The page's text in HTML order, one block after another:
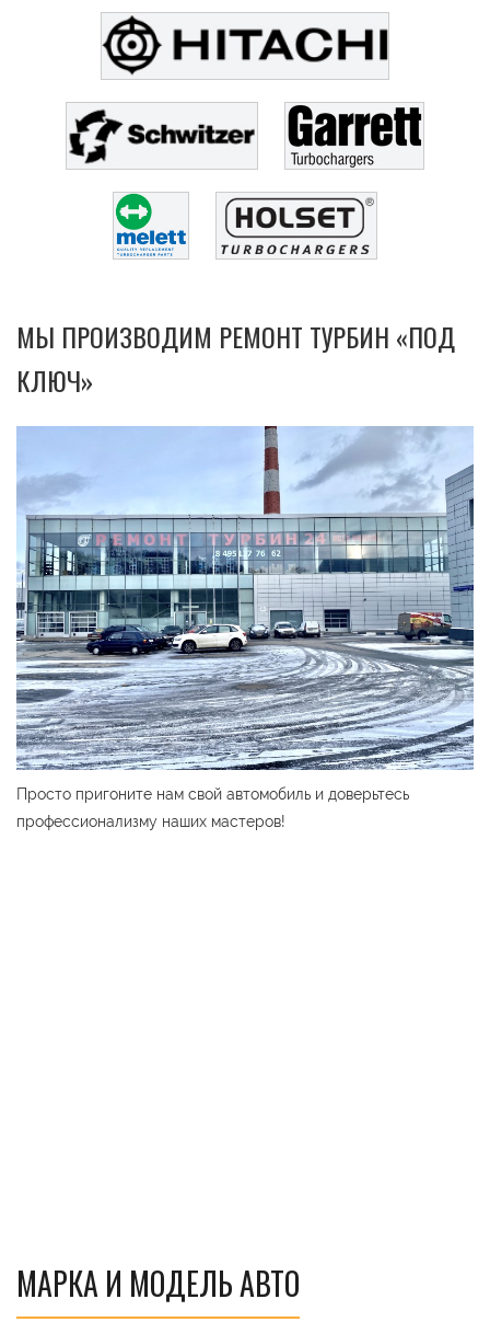
МЫ ПРОИЗВОДИМ РЕМОНТ ТУРБИН «ПОД
КЛЮЧ»
Просто пригоните нам свой автомобиль и доверьтесь
профессионализму наших мастеров!
МАРКА И МОДЕЛЬ АВТО